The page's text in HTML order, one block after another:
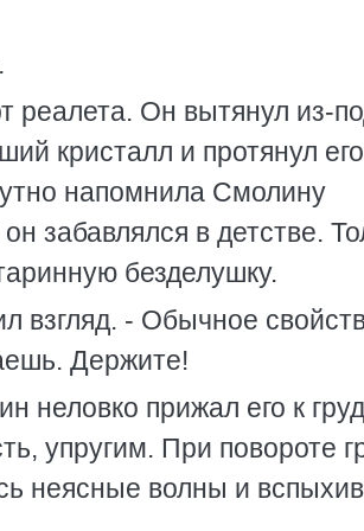
реалета. Он вытянул из-
кристалл и протянул его
напомнила Смолину
забавлялся в детстве.
безделушку.
взгляд. - Обычное
Держите!
неловко прижал его к
упругим. При повороте
неясные волны и